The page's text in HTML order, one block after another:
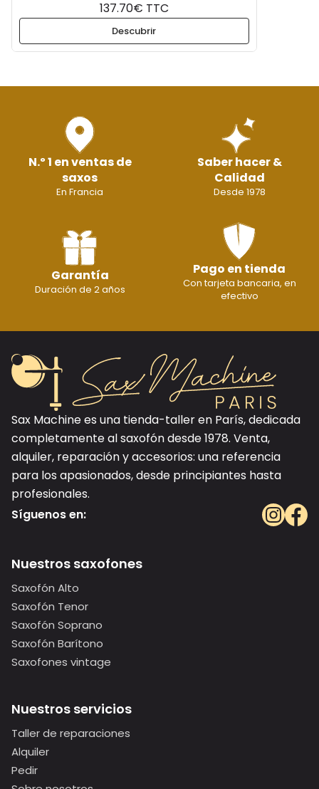
137.70€ TTC
Descubrir
N.º 1 en ventas de
saxos
En Francia
Saber hacer &
Calidad
Desde 1978
Garantía
Duración de 2 años
Pago en tienda
Con tarjeta bancaria, en
efectivo
Sax Machine es una tienda-taller en París, dedicada
completamente al saxofón desde 1978. Venta,
alquiler, reparación y accesorios: una referencia
para los apasionados, desde principiantes hasta
profesionales.
Síguenos en:
Nuestros saxofones
Saxofón Alto
Saxofón Tenor
Saxofón Soprano
Saxofón Barítono
Saxofones vintage
Nuestros servicios
Taller de reparaciones
Alquiler
Pedir